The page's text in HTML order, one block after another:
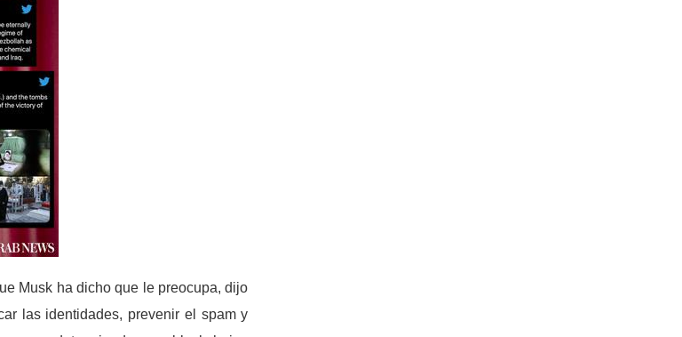
Musk ha dicho que le preocupa, dijo
las identidades, prevenir el spam y